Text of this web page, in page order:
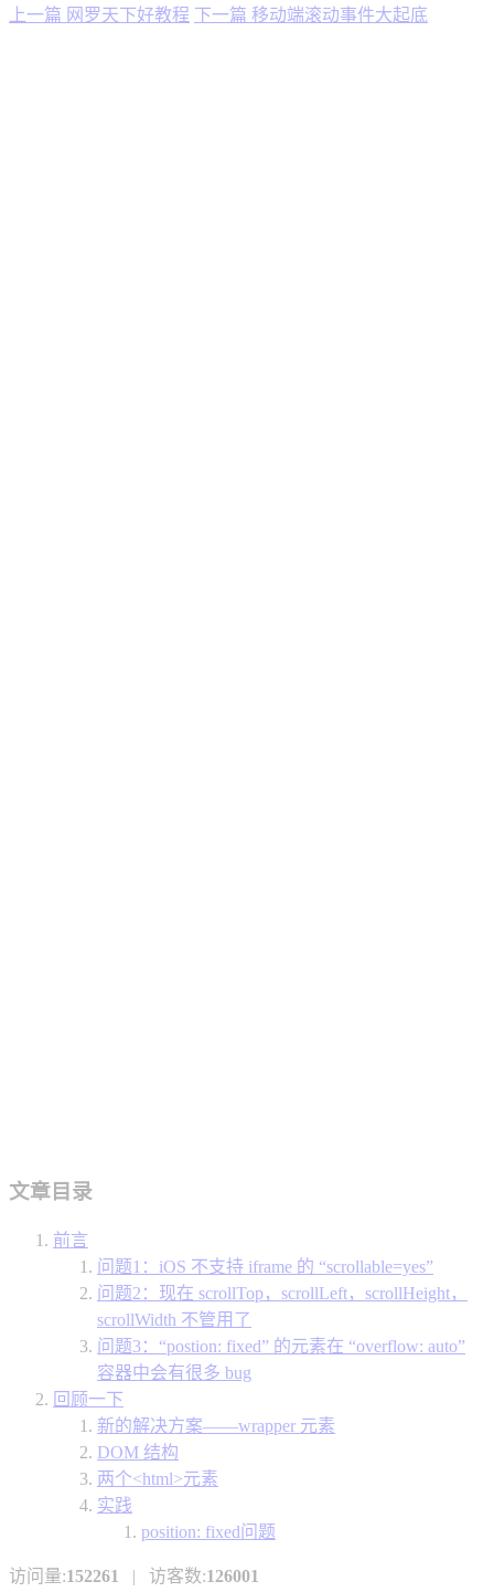
上一篇 网罗天下好教程 下一篇 移动端滚动事件大起底
文章目录
前言
问题1：iOS 不支持 iframe 的 “scrollable=yes”
问题2：现在 scrollTop，scrollLeft，scrollHeight，
scrollWidth 不管用了
问题3：“postion: fixed” 的元素在 “overflow: auto”
容器中会有很多 bug
回顾一下
新的解决方案——wrapper 元素
DOM 结构
两个<html>元素
实践
position: fixed问题
访问量:152261 | 访客数:126001